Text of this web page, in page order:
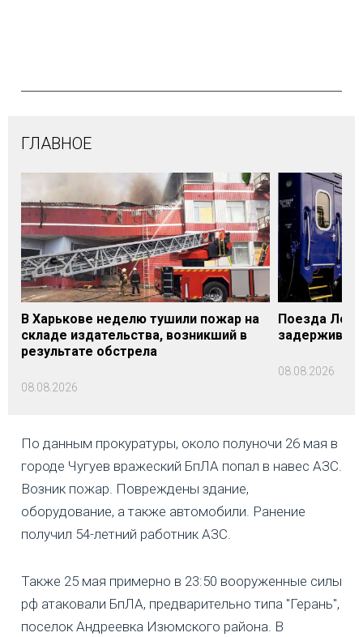
ГЛАВНОЕ
В Харькове неделю тушили пожар на
складе издательства, возникший в
результате обстрела
08.08.2026
Поезда
08.08.2026
По данным прокуратуры, около полуночи 26 мая в
городе Чугуев вражеский БпЛА попал в навес АЗС.
Возник пожар. Повреждены здание,
оборудование, а также автомобили. Ранение
получил 54-летний работник АЗС.
Также 25 мая примерно в 23:50 вооруженные силы
рф атаковали БпЛА, предварительно типа "Герань",
поселок Андреевка Изюмского района. В